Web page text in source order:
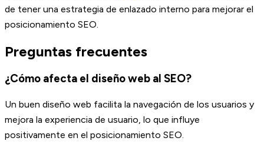
de tener una estrategia de enlazado interno para mejorar el
posicionamiento SEO.
Preguntas frecuentes
¿Cómo afecta el diseño web al SEO?
Un buen diseño web facilita la navegación de los usuarios y
mejora la experiencia de usuario, lo que influye
positivamente en el posicionamiento SEO.